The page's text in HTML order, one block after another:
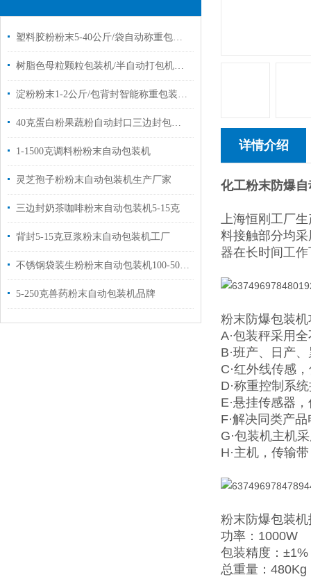
塑料胶粉粉末5-40公斤/袋自动称重包装机设备
树脂色母粒颗粒包装机/半自动打包机厂家定制
淀粉粉末1-2公斤/包背封智能称重包装机报价
40克蛋白粉果蔬粉自动封口三边封包装机品牌
1-1500克调料粉粉末自动包装机
灵芝孢子粉粉末自动包装机生产厂家
三边封奶茶咖啡粉末自动包装机5-15克
背封5-15克豆浆粉末自动包装机工厂
不锈钢袋装生粉粉末自动包装机100-500克
5-250克兽药粉末自动包装机品牌
详情介绍
化工粉末防爆
上海恒刚工厂
料接触部分均
器在长时间工
粉末防爆包装
A·包装秤采用
B·班产、日产
C·红外线传感
D·称重控制系
E·悬挂传感器
F·解决同类产
G·包装机主机
H·主机，传输
粉末防爆包装
功率：1000W
包装精度：±1%
总重量：480Kg